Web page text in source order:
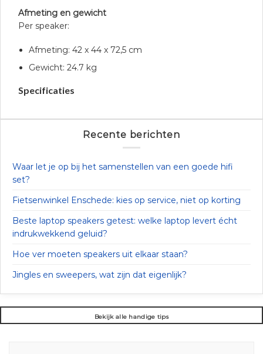
Afmeting en gewicht
Per speaker:
Afmeting: 42 x 44 x 72,5 cm
Gewicht: 24.7 kg
Specificaties
Recente berichten
Waar let je op bij het samenstellen van een goede hifi
set?
Fietsenwinkel Enschede: kies op service, niet op korting
Beste laptop speakers getest: welke laptop levert écht
indrukwekkend geluid?
Hoe ver moeten speakers uit elkaar staan?
Jingles en sweepers, wat zijn dat eigenlijk?
Bekijk alle handige tips